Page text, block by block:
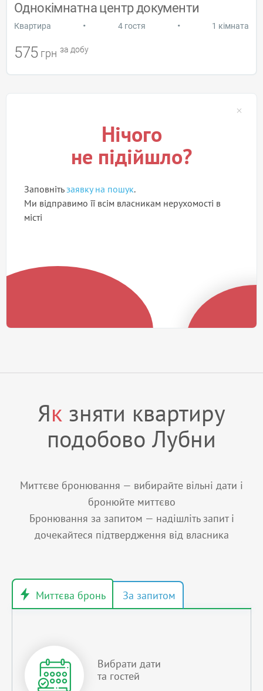
Однокімнатна центр документи
Квартира • 4 гостя • 1 кімната
575 грн за добу
Нічого
не підійшло?
Заповнітьзаявку на пошук.
Ми відправимо її всім власникам нерухомості в
місті
Як зняти квартиру
подобово Лубни
Миттєве бронювання — вибирайте вільні дати і
бронюйте миттєво
Бронювання за запитом — надішліть запит і
дочекайтеся підтвердження від власника
Вибрати дати
та гостей